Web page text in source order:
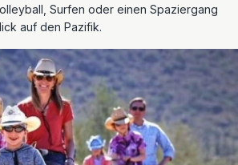
Surfen oder einen Spaziergang
auf den Pazifik.